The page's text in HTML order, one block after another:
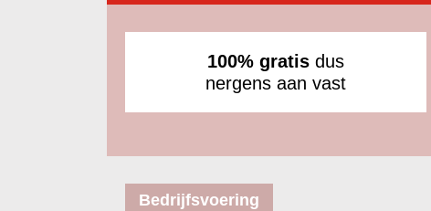
100% gratis dus
nergens aan vast
Bedrijfsvoering